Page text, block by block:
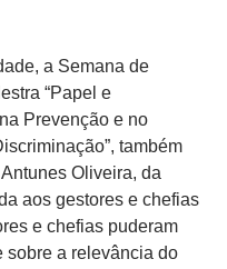
a Semana de
“Papel e
Prevenção e no
também
Oliveira, da
aos gestores e chefias
e chefias puderam
sobre a relevância do